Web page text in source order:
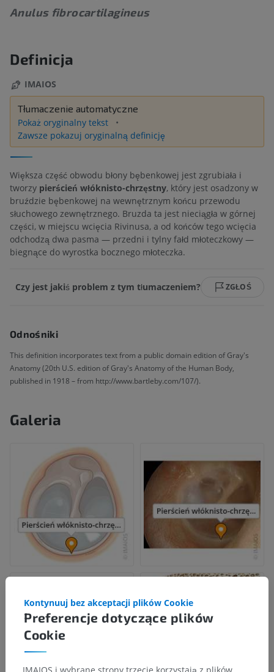
Anulus fibrocartilagineus
Definicja
IMAIOS
Tłumaczenie automatyczne
Pokaż oryginalny tekst
Zawsze pokazuj oryginalną definicję
Większa część obwodu błony bębenkowej jest zgrubiała i
tworzy pierścień włóknisto-chrzęstny, który jest osadzony w
bruździe bębenkowej na wewnętrznym końcu przewodu
słuchowego zewnętrznego. Bruzda ta jest nieciągła w górnej
części, w miejscu wcięcia Rivinusa, a od końców tego wcięcia
odchodzą dwa pasma — przedni i tylny fałd młoteczkowy —
biegnące do wyrostka bocznego młoteczka.
Czy jest jakiś problem z tym tłumaczeniem? ZGŁOŚ
Odnośniki
This definition incorporates text from a public domain edition of Gray's
Anatomy (20th U.S. edition of Gray's Anatomy of the Human Body,
published in 1918 – from http://www.bartleby.com/107/).
Galeria
Preferencje dotyczące plików
Cookie
Kontynuuj bez akceptacji plików Cookie